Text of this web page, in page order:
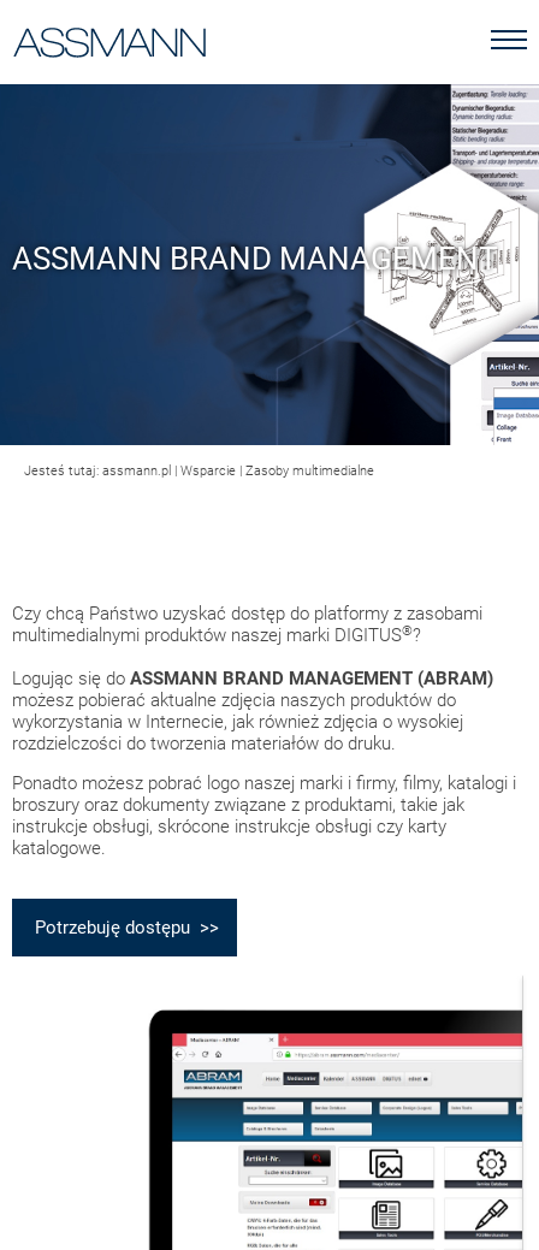
ASSMANN BRAND MANAGEMENT
Jesteś tutaj: assmann.pl | Wsparcie | Zasoby multimedialne
Czy chcą Państwo uzyskać dostęp do platformy z zasobami
multimedialnymi produktów naszej marki DIGITUS®?
Logując się do ASSMANN BRAND MANAGEMENT (ABRAM)
możesz pobierać aktualne zdjęcia naszych produktów do
wykorzystania w Internecie, jak również zdjęcia o wysokiej
rozdzielczości do tworzenia materiałów do druku.
Ponadto możesz pobrać logo naszej marki i firmy, filmy, katalogi i
broszury oraz dokumenty związane z produktami, takie jak
instrukcje obsługi, skrócone instrukcje obsługi czy karty
katalogowe.
Potrzebuję dostępu >>